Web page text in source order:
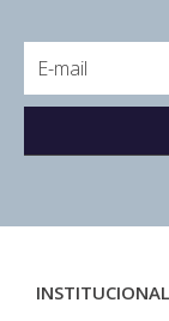
INSTITUCIONAL